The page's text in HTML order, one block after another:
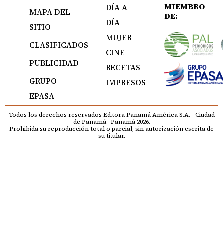
MAPA DEL
SITIO
CLASIFICADOS
PUBLICIDAD
GRUPO
EPASA
DÍA A
DÍA
MUJER
CINE
RECETAS
IMPRESOS
MIEMBRO
DE:
Todos los derechos reservados Editora Panamá América S.A. - Ciudad
de Panamá - Panamá 2026.
Prohibida su reproducción total o parcial, sin autorización escrita de
su titular.